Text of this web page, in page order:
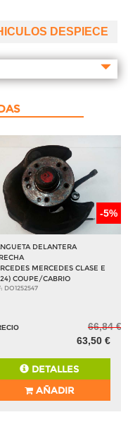
DESPIECE
-5%
DELANTERA
MERCEDES CLASE E
COUPE/CABRIO
DO1252547
66,84 €
63,50 €
DETALLES
AÑADIR